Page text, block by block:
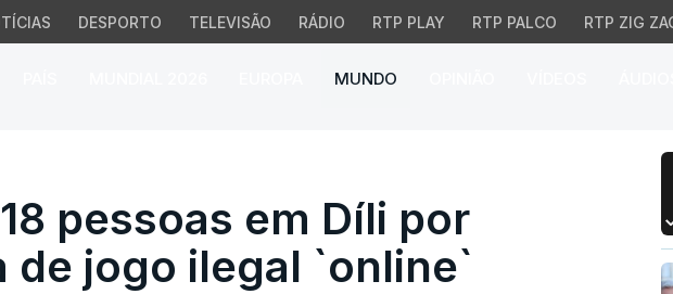
DESPORTO TELEVISÃO RÁDIO RTP PLAY RTP PALCO RTP ZIG
MUNDO
pessoas em Díli por suspeita
pessoas em Díli por
de jogo ilegal `online`